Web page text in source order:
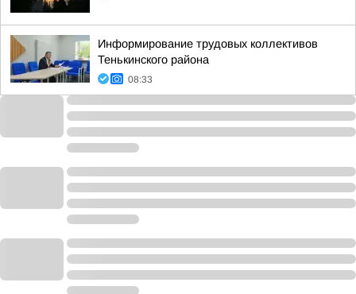
Информирование трудовых коллективов
Тенькинского района
08:33